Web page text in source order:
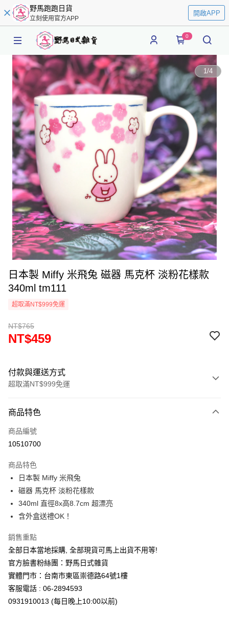
野馬跑跑日貨
立刻使用官方APP
開啟APP
0
1/4
日本製 Miffy 米飛兔 磁器 馬克杯 淡粉花樣款
340ml tm111
超取滿NT$999免運
NT$765
NT$459
付款與運送方式
超取滿NT$999免運
信用卡一次付款
信用卡分期付款
合作金庫商業銀行
華南商業銀行
上海商業儲蓄銀行
國泰世華商業銀行
臺灣中小企業銀行
聯邦商業銀行
元大商業銀行
永豐商業銀行
玉山商業銀行
台新國際商業銀行
台灣樂天信用卡公司
超商取貨付款
LINE Pay
Apple Pay
悠遊付
Google Pay
ATM付款
商品特色
商品編號
10510700
商品特色
日本製 Miffy 米飛兔
磁器 馬克杯 淡粉花樣款
340ml 直徑8x高8.7cm 超漂亮
含外盒送禮OK！
銷售重點
全部日本當地採購, 全部現貨可馬上出貨不用等!
官方臉書粉絲團：野馬日式雜貨
實體門市：台南市東區崇德路64號1樓
客服電話 : 06-2894593
0931910013 (每日晚上10:00以前)